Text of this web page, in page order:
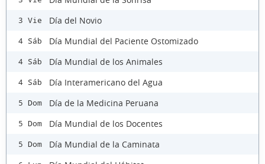
3 Vie Día del Novio
4 Sáb Día Mundial del Paciente Ostomizado
4 Sáb Día Mundial de los Animales
4 Sáb Día Interamericano del Agua
5 Dom Día de la Medicina Peruana
5 Dom Día Mundial de los Docentes
5 Dom Día Mundial de la Caminata